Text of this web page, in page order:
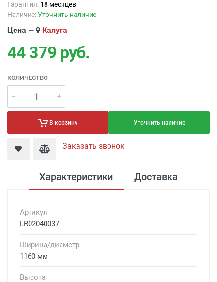
Гарантия: 18 месяцев
Наличие:Уточнить наличие
Цена — Калуга
44 379 руб.
КОЛИЧЕСТВО
В корзину Уточнить наличие
Заказать звонок
Характеристики Доставка
Артикул
LR02040037
Ширина/диаметр
1160 мм
Высота